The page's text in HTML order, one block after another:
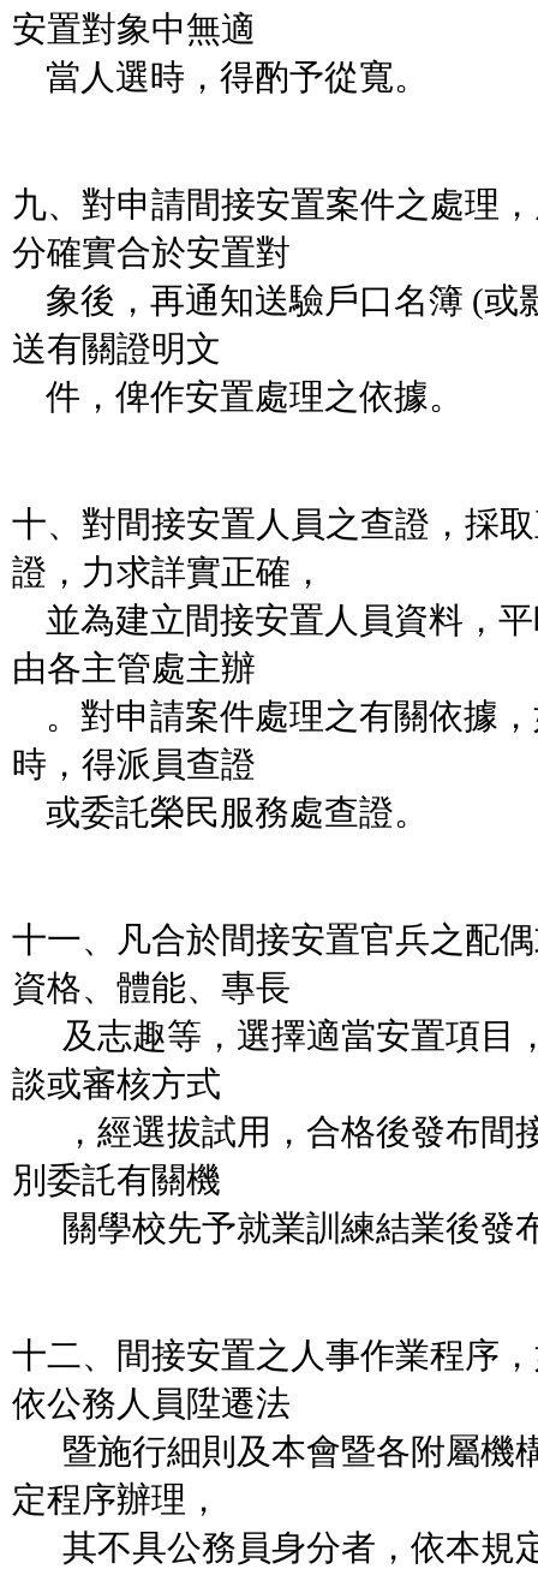
安置對象中無適
當人選時，得酌予從寬。
九、對申請間接安置案件之處理
分確實合於安置對
象後，再通知送驗戶口名簿 (或
送有關證明文
件，俾作安置處理之依據。
十、對間接安置人員之查證，採
證，力求詳實正確，
並為建立間接安置人員資料，
由各主管處主辦
。對申請案件處理之有關依據
時，得派員查證
或委託榮民服務處查證。
十一、凡合於間接安置官兵之配
資格、體能、專長
及志趣等，選擇適當安置項目
談或審核方式
，經選拔試用，合格後發布間
別委託有關機
關學校先予就業訓練結業後發
十二、間接安置之人事作業程序
依公務人員陞遷法
暨施行細則及本會暨各附屬機
定程序辦理，
其不具公務員身分者，依本規